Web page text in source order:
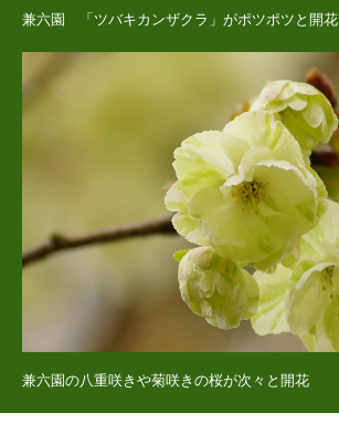
兼六園 「ツバキカンザクラ」がポツポツと開花
兼六園の八重咲きや菊咲きの桜が次々と開花